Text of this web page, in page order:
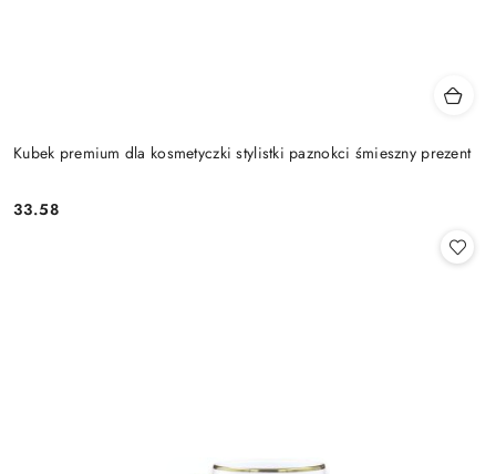
Kubek premium dla kosmetyczki stylistki paznokci śmieszny prezent
Cena:
33.58